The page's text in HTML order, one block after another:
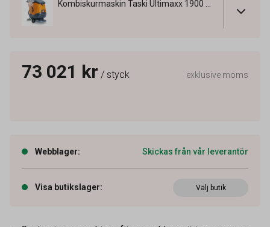
73 021 kr / styck exklusive moms
Webblager: Skickas från vår leverantör
Visa butikslager: Välj butik